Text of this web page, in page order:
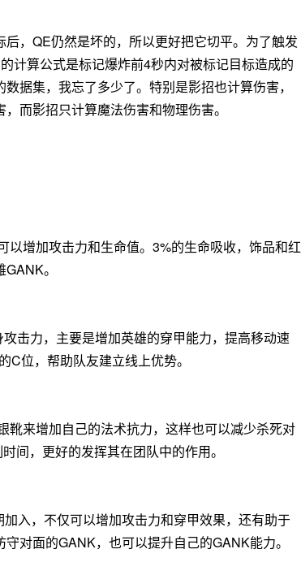
，QE仍然是坏的，所以更好把它切平。为了触发
计算公式是标记爆炸前4秒内对被标记目标造成的
据集，我忘了多少了。特别是影招也计算伤害，
而影招只计算魔法伤害和物理伤害。
以增加攻击力和生命值。3%的生命吸收，饰品和红
。
击力，主要是增加英雄的穿甲能力，提高移动速
位，帮助队友建立线上优势。
靴来增加自己的法术抗力，这样也可以减少杀死对
间，更好的发挥其在团队中的作用。
入，不仅可以增加攻击力和穿甲效果，还有助于
对面的GANK，也可以提升自己的GANK能力。